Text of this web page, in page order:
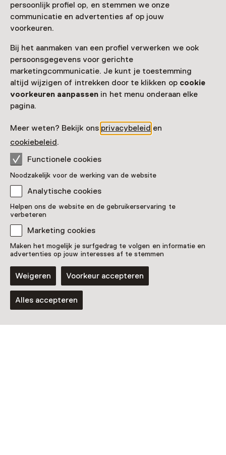
persoonlijk profiel op, en stemmen we onze
communicatie en advertenties af op jouw
voorkeuren.
Bij het aanmaken van een profiel verwerken we ook
persoonsgegevens voor gerichte
marketingcommunicatie. Je kunt je toestemming
altijd wijzigen of intrekken door te klikken op cookie
voorkeuren aanpassen in het menu onderaan elke
pagina.
Meer weten? Bekijk ons privacybeleid en
cookiebeleid.
Functionele cookies
Noodzakelijk voor de werking van de website
Analytische cookies
Helpen ons de website en de gebruikerservaring te
verbeteren
Marketing cookies
Maken het mogelijk je surfgedrag te volgen en informatie en
advertenties op jouw interesses af te stemmen
Weigeren Voorkeur accepteren
Alles accepteren
Toegang
Nog geen Museumkaart?
Museumkaart of ticket kopen
Parkeergelegenheid voor auto's
Meer informatie op de museumsite
Nog meer ontdekken